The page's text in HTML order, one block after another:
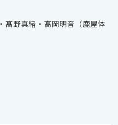
髙野真緒・髙岡明音（鹿屋体